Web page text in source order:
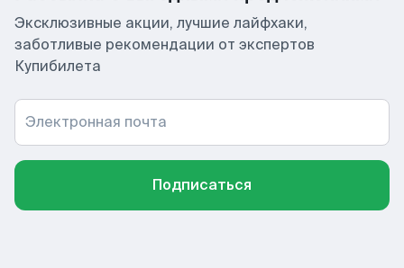
Эксклюзивные акции, лучшие лайфхаки,
заботливые рекомендации от экспертов
Купибилета
Электронная почта
Подписаться